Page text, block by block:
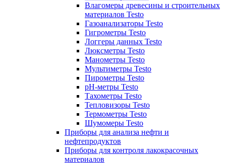
Влагомеры древесины и строительных
материалов Testo
Газоанализаторы Testo
Гигрометры Testo
Логгеры данных Testo
Люксметры Testo
Манометры Testo
Мультиметры Testo
Пирометры Testo
pH-метры Testo
Тахометры Testo
Тепловизоры Testo
Термометры Testo
Шумомеры Testo
Приборы для анализа нефти и
нефтепродуктов
Приборы для контроля лакокрасочных
материалов